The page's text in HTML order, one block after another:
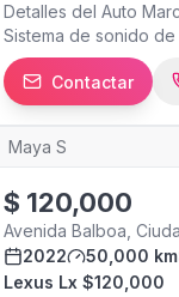
Detalles del Auto
Sistema de sonido
-Paquete de
Automaticas -
Auxiliar Revisión:
europeos llamado
#BMW #X4 #X3 #X5
Contactar
Maya S
$ 120,000
Avenida Balboa,
2022
50,000 km
Lexus Lx $120,000